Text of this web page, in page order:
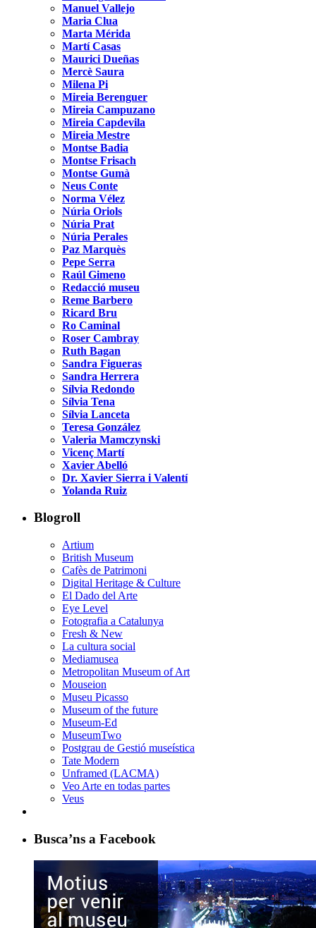
Manuel Vallejo
Maria Clua
Marta Mérida
Martí Casas
Maurici Dueñas
Mercè Saura
Milena Pi
Mireia Berenguer
Mireia Campuzano
Mireia Capdevila
Mireia Mestre
Montse Badia
Montse Frisach
Montse Gumà
Neus Conte
Norma Vélez
Núria Oriols
Núria Prat
Núria Perales
Paz Marquès
Pepe Serra
Raúl Gimeno
Redacció museu
Reme Barbero
Ricard Bru
Ro Caminal
Roser Cambray
Ruth Bagan
Sandra Figueras
Sandra Herrera
Sílvia Redondo
Sílvia Tena
Sílvia Lanceta
Teresa González
Valeria Mamczynski
Vicenç Martí
Xavier Abelló
Dr. Xavier Sierra i Valentí
Yolanda Ruiz
Blogroll
Artium
British Museum
Cafès de Patrimoni
Digital Heritage & Culture
El Dado del Arte
Eye Level
Fotografia a Catalunya
Fresh & New
La cultura social
Mediamusea
Metropolitan Museum of Art
Mouseion
Museu Picasso
Museum of the future
Museum-Ed
MuseumTwo
Postgrau de Gestió museística
Tate Modern
Unframed (LACMA)
Veo Arte en todas partes
Veus
Busca’ns a Facebook